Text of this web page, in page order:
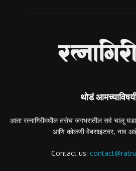
थोडं
आता रत्नागिरीमधील तसेच जगभरातील सर्व चालू
आणि कोकणी वेबसाइटवर, नाव आहे
Contact us: